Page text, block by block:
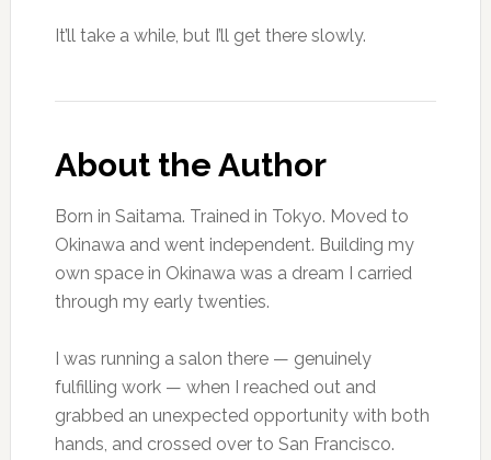
It’ll take a while, but I’ll get there slowly.
About the Author
Born in Saitama. Trained in Tokyo. Moved to
Okinawa and went independent. Building my
own space in Okinawa was a dream I carried
through my early twenties.
I was running a salon there — genuinely
fulfilling work — when I reached out and
grabbed an unexpected opportunity with both
hands, and crossed over to San Francisco.